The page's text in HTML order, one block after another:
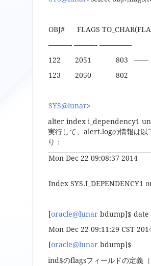
OBJ# FLAGS
———- ———- ————–
122 2051 803 ——
123 2050 802
SYS@lunar>
alter index i_dependency1
実行して、alert.logの情報は以
り：
Mon Dec 22 09:08:37 2014
Index
[oracle@lunar bdump]$ date
Mon Dec 22 09:11:29 CST
[oracle@lunar bdump]$
ind$のflagsフィールドの定義